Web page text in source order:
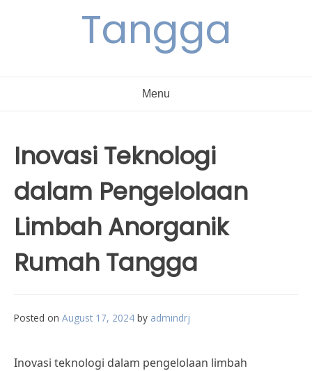
Tangga
Menu
Inovasi Teknologi
dalam Pengelolaan
Limbah Anorganik
Rumah Tangga
Posted on August 17, 2024 by admindrj
Inovasi teknologi dalam pengelolaan limbah